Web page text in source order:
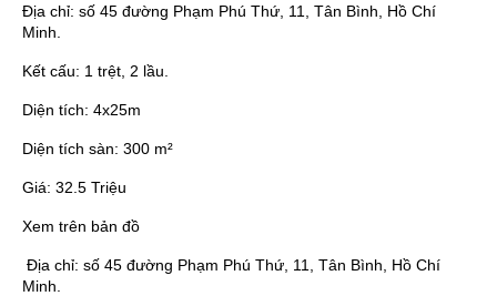
Địa chỉ: số 45 đường Phạm Phú Thứ, 11, Tân Bình, Hồ Chí
Minh.
Kết cấu: 1 trệt, 2 lầu.
Diện tích: 4x25m
Diện tích sàn: 300 m²
Giá: 32.5 Triệu
Xem trên bản đồ
Địa chỉ: số 45 đường Phạm Phú Thứ, 11, Tân Bình, Hồ Chí
Minh.